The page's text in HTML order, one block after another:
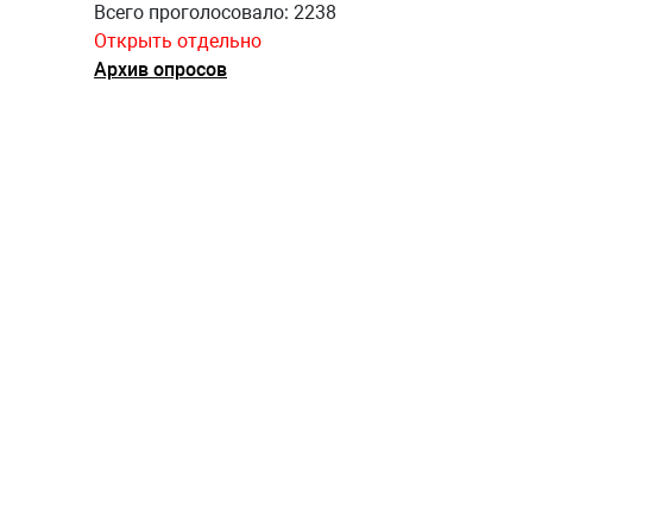
Всего проголосовало: 2238
Открыть отдельно
Архив опросов